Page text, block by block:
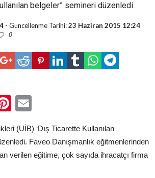
belgeler” semineri düzenledi
- Guncellenme Tarihi:23 Haziran 2015 12:24
0
Pinterest
(UİB) ‘Dış Ticarette Kullanılan
Faveo Danışmanlık eğitmenlerinden
verilen eğitime, çok sayıda ihracatçı firma